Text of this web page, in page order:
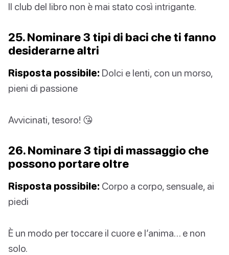
Il club del libro non è mai stato così intrigante.
25. Nominare 3 tipi di baci che ti fanno
desiderarne altri
Risposta possibile: Dolci e lenti, con un morso,
pieni di passione
Avvicinati, tesoro! 😘
26. Nominare 3 tipi di massaggio che
possono portare oltre
Risposta possibile: Corpo a corpo, sensuale, ai
piedi
È un modo per toccare il cuore e l’anima… e non
solo.